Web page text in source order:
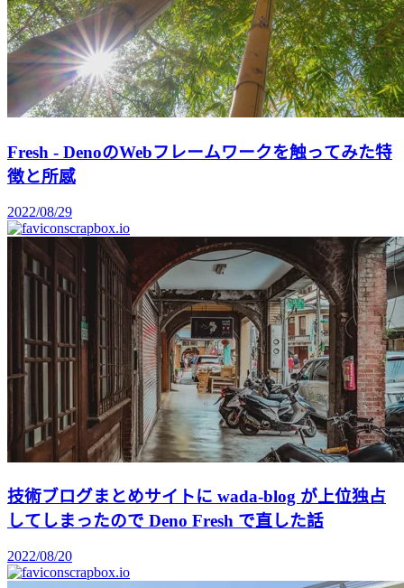
Fresh - DenoのWebフレームワークを触ってみた特
徴と所感
2022/08/29
scrapbox.io
技術ブログまとめサイトに wada-blog が上位独占
してしまったので Deno Fresh で直した話
2022/08/20
scrapbox.io